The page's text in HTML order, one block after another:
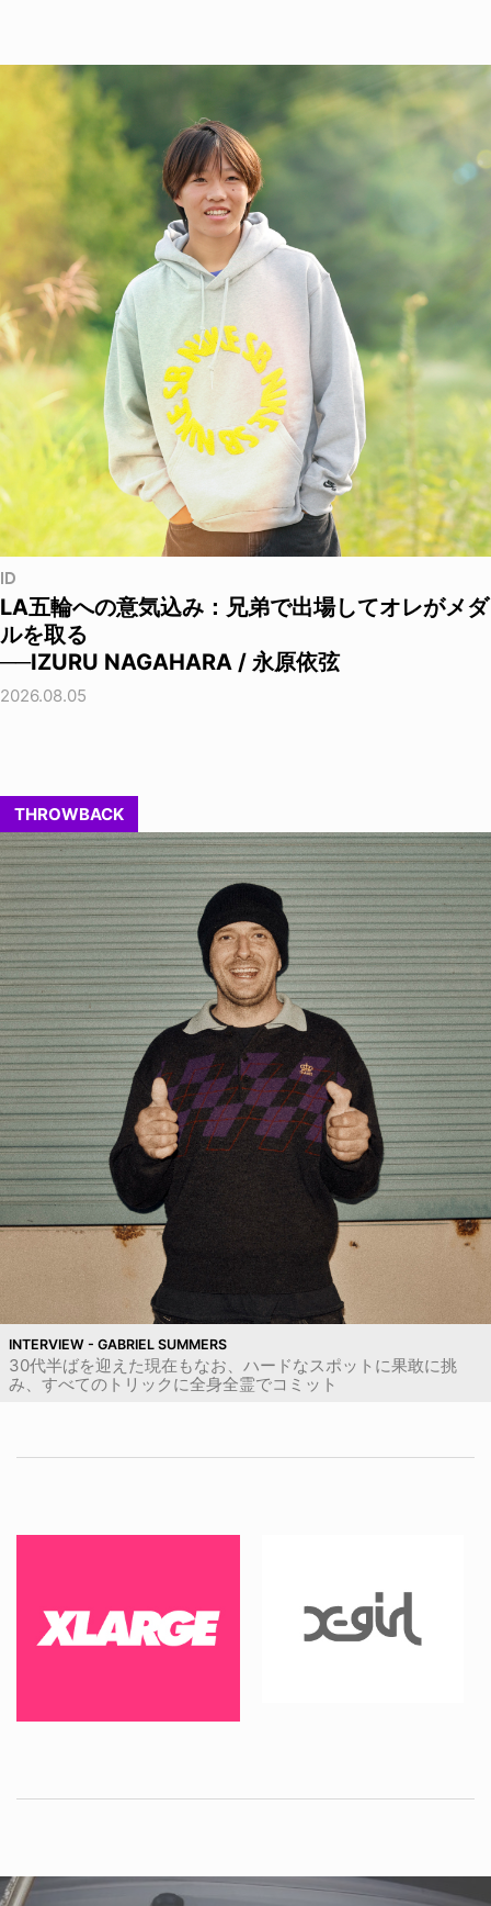
ID
LA五輪への意気込み：兄弟で出場してオレがメダ
ルを取る
──IZURU NAGAHARA / 永原依弦
2026.08.05
THROWBACK
INTERVIEW - GABRIEL SUMMERS
30代半ばを迎えた現在もなお、ハードなスポットに果敢に挑
み、すべてのトリックに全身全霊でコミット